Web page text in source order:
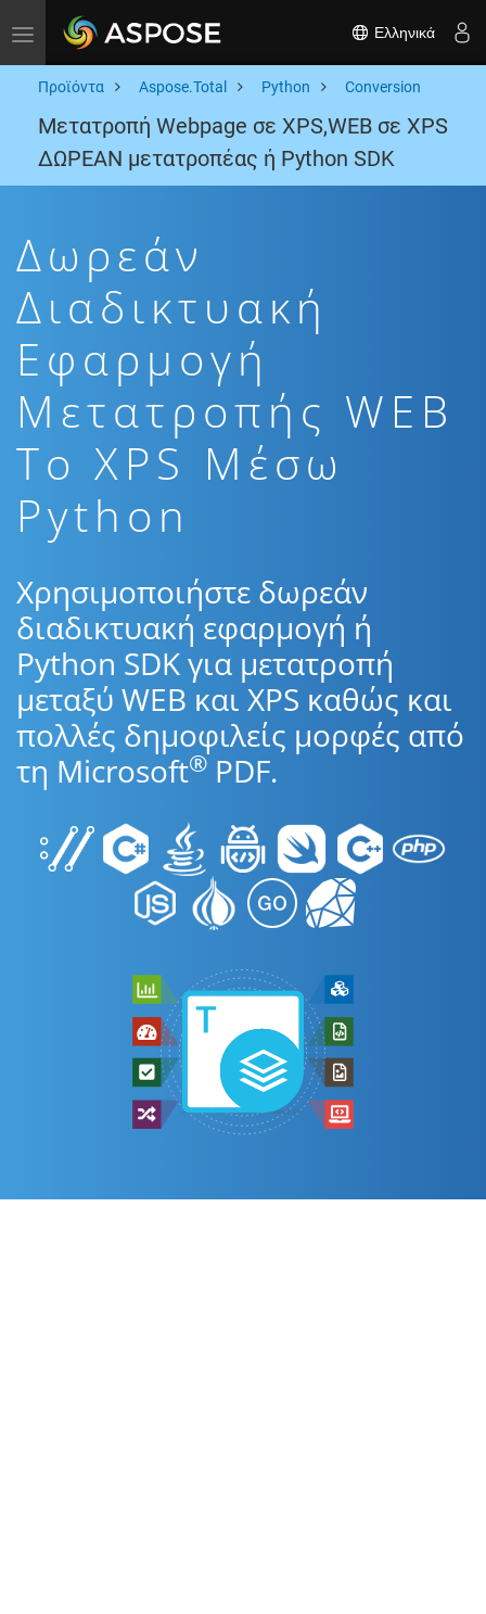
Toggle navigation Ελληνικά
Προϊόντα Aspose.Total Python Conversion
Μετατροπή Webpage σε XPS,WEB σε XPS
ΔΩΡΕΑΝ μετατροπέας ή Python SDK
Δωρεάν
Διαδικτυακή
Εφαρμογή
Μετατροπής WEB
To XPS Μέσω
Python
Χρησιμοποιήστε δωρεάν
διαδικτυακή εφαρμογή ή
Python SDK για μετατροπή
μεταξύ WEB και XPS καθώς και
πολλές δημοφιλείς μορφές από
τη Microsoft® PDF.